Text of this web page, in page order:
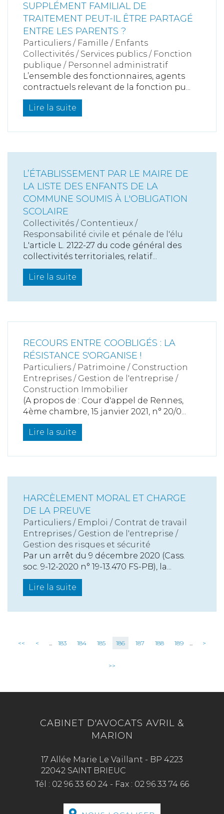
SUPPLÉMENT FAMILIAL DE
TRAITEMENT PEUT-IL ÊTRE PARTAGÉ
ENTRE LES PARENTS ?
Particuliers / Famille / Enfants
Collectivités / Services publics / Fonction
publique / Personnel administratif
L’ensemble des fonctionnaires, agents
contractuels relevant de la fonction pu...
Lire la suite
L’ÉTABLISSEMENT PAR LE MAIRE DE
LA LISTE DES ENFANTS DE LA
COMMUNE SOUMIS À L'OBLIGATION
SCOLAIRE
Collectivités / Contentieux /
Responsabilité civile et pénale de l'élu
L'article L. 2122-27 du code général des
collectivités territoriales, relatif...
Lire la suite
RECOURS ENTRE COOBLIGÉS : LA
RÉSISTANCE S'ORGANISE !
Particuliers / Patrimoine / Construction
Entreprises / Gestion de l'entreprise /
Construction Immobilier
(A propos de : Cour d'appel de Rennes,
4ème chambre, 15 janvier 2021, n° 20/0...
Lire la suite
HARCÈLEMENT MORAL ET CHARGE
DE LA PREUVE
Particuliers / Emploi / Contrat de travail
Entreprises / Gestion de l'entreprise /
Gestion des risques et sécurité
Par un arrêt du 9 décembre 2020 (Cass.
soc. 9-12-2020 n° 19-13.470 FS-PB), la...
Lire la suite
<< < ... 183 184 185 186 187 188 189 ... >
>>
CABINET D'AVOCATS AVRIL &
MARION
17 Allée Marie Le Vaillant - BP 4223
22042 SAINT BRIEUC
Tél : 02 96 33 60 24 - Fax : 02 96 33 74 66